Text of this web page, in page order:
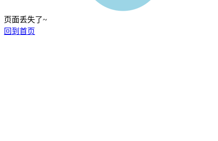
页面丢失了~
回到首页